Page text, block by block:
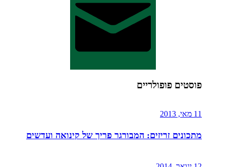
פוסטים פופולריים
11 מאי, 2013
מתכונים זריזים: המבורגר פריך של קינואה ועדשים